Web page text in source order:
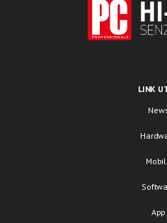
LINK
App